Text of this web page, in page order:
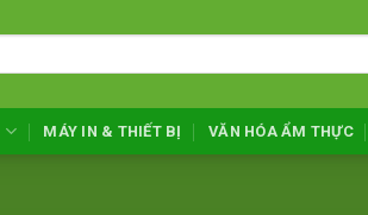
MÁY IN & THIẾT BỊ VĂN HÓA ẨM THỰC